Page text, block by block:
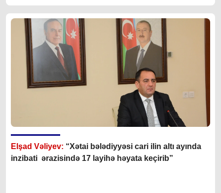
Elşad Vəliyev: “Xətai bələdiyyəsi cari ilin altı ayında
inzibati ərazisində 17 layihə həyata keçirib”